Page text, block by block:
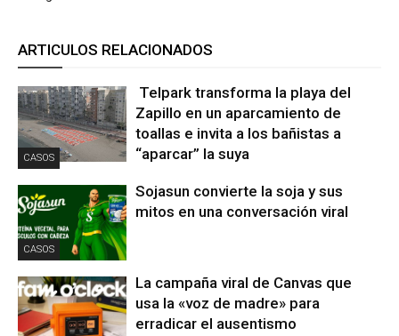
ARTICULOS RELACIONADOS
CASOS
Telpark transforma la playa del
Zapillo en un aparcamiento de
toallas e invita a los bañistas a
“aparcar” la suya
CASOS
Sojasun convierte la soja y sus
mitos en una conversación viral
La campaña viral de Canvas que
usa la «voz de madre» para
erradicar el ausentismo